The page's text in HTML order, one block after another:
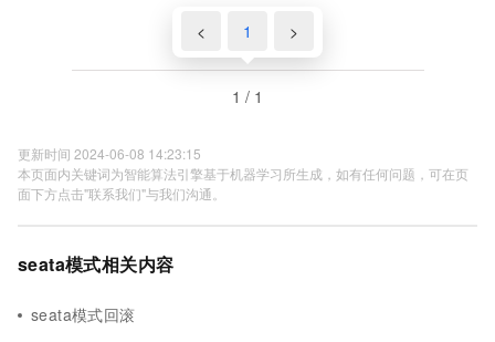
< 1 >
1 / 1
更新时间 2024-06-08 14:23:15
本页面内关键词为智能算法引擎基于机器学习所生成，如有任何问题，可在页
面下方点击"联系我们"与我们沟通。
seata模式相关内容
seata模式回滚